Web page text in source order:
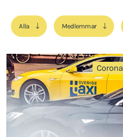
Alla Medlemmar
Corona